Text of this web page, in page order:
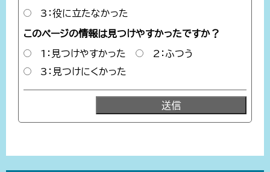
3：役に立たなかった
このページの情報は見つけやすかったですか？
1：見つけやすかった
2：ふつう
3：見つけにくかった